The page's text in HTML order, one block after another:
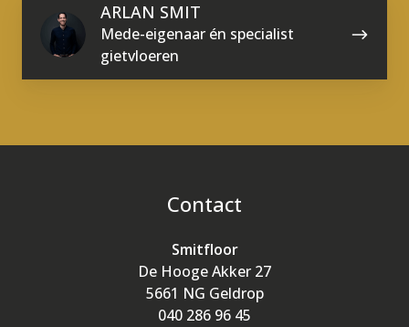
ARLAN SMIT
Mede-eigenaar én specialist
gietvloeren
Contact
Smitfloor
De Hooge Akker 27
5661 NG Geldrop
040 286 96 45